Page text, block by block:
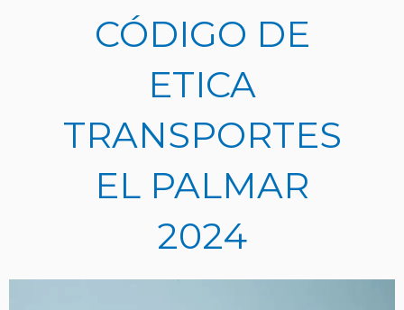
CÓDIGO DE
ETICA
TRANSPORTES
EL PALMAR
2024